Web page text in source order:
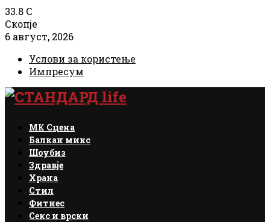
33.8 C
Скопје
6 август, 2026
Услови за користење
Импресум
Facebook
Instagram
Email
Rss
МК Сцена
Балкан микс
Шоубиз
Здравје
Храна
Стил
Фитнес
Секс и врски